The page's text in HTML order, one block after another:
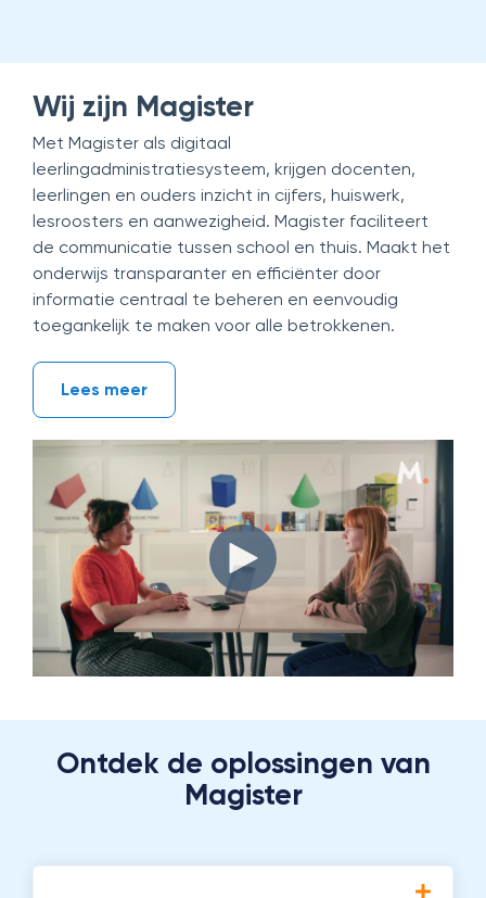
Wij zijn Magister
Met Magister als digitaal
leerlingadministratiesysteem, krijgen docenten,
leerlingen en ouders inzicht in cijfers, huiswerk,
lesroosters en aanwezigheid. Magister faciliteert
de communicatie tussen school en thuis. Maakt het
onderwijs transparanter en efficiënter door
informatie centraal te beheren en eenvoudig
toegankelijk te maken voor alle betrokkenen.
Lees meer
Ontdek de oplossingen van
Magister